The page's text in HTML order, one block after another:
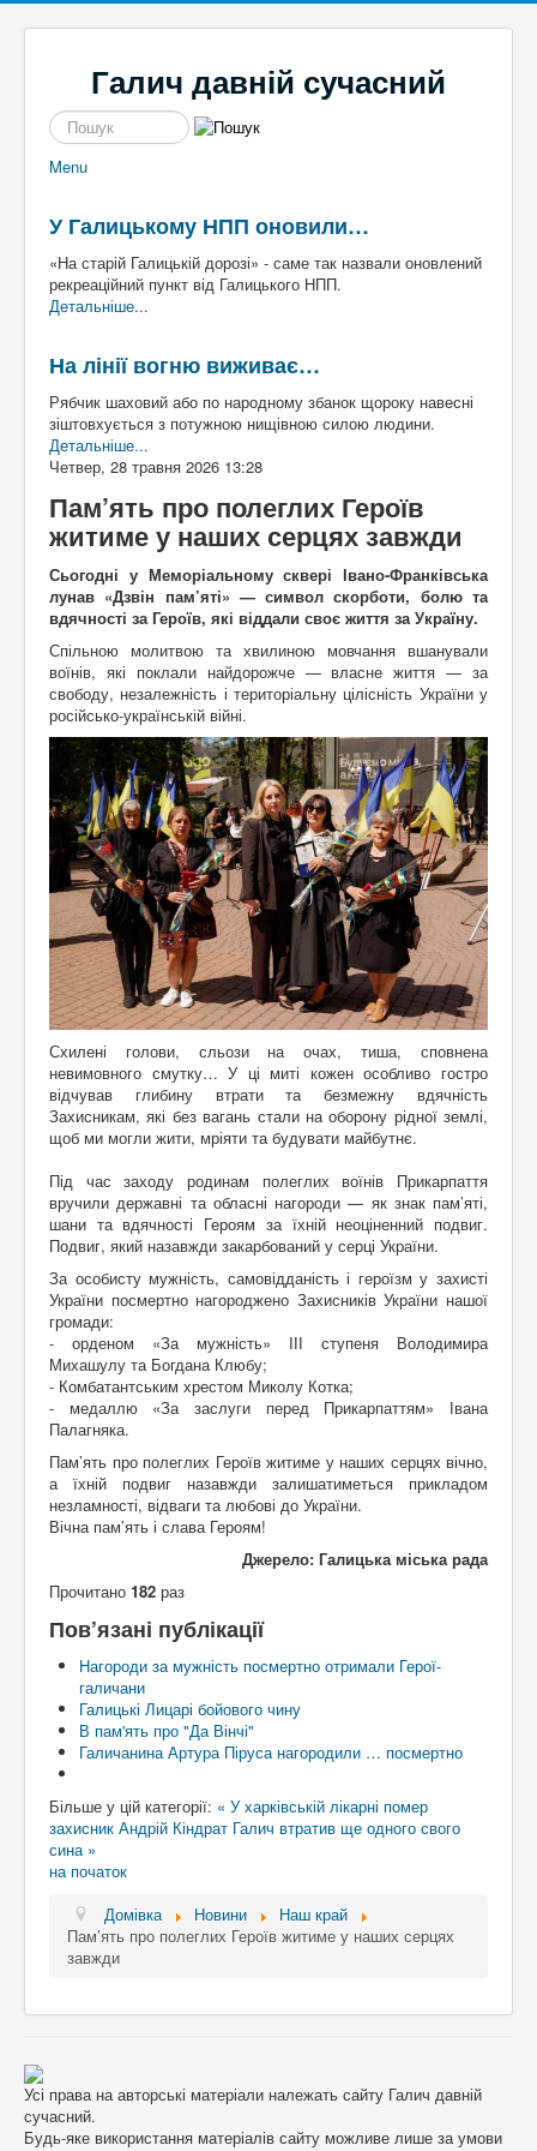
Галич давній сучасний
пошук
Menu
ЕкономікаІ сміх і сЛьози
Кримінал
Так сі не робе
Наше містоЧим жиє
СпортТо сила
Культура
ВолонтерствоЧас для інших
Надзвичайні подіїШо сі стало
Галич
ПостатіХто там
Художники
Діячі
Постаті війни
Архітектура
Відео
ПодіїКоли то було
Історична мандрівкаІсторія сіл
Туриз
ВідеоПогляд згори
Галиц
ькі
писак
и
Додати блогЛюбителям писанини
Галицькі рагуліЗнайомство з "князьками"
Наболіле Піднімаємо проблеми
Роздуми за кавоюМрії та спогади
РізнеРізнокаліберно
ПорадникЯк то ся робит
нтерс
ький
проек
ич
давні
й
сучасний"
ГаличфестФестивалимо
КонтактиГукніть
У Галицькому НПП оновили…
«На старій Галицькій дорозі» - саме так назвали оновлений
рекреаційний пункт від Галицького НПП.
Детальніше...
На лінії вогню виживає…
Рябчик шаховий або по народному збанок щороку навесні
зіштовхується з потужною нищівною силою людини.
Детальніше...
Четвер, 28 травня 2026 13:28
Пам’ять про полеглих Героїв
житиме у наших серцях завжди
Сьогодні у Меморіальному сквері Івано-Франківська
лунав «Дзвін пам’яті» — символ скорботи, болю та
вдячності за Героїв, які віддали своє життя за Україну.
Спільною молитвою та хвилиною мовчання вшанували
воїнів, які поклали найдорожче — власне життя — за
свободу, незалежність і територіальну цілісність України у
російсько-українській війні.
Схилені голови, сльози на очах, тиша, сповнена
невимовного смутку… У ці миті кожен особливо гостро
відчував глибину втрати та безмежну вдячність
Захисникам, які без вагань стали на оборону рідної землі,
щоб ми могли жити, мріяти та будувати майбутнє.
Під час заходу родинам полеглих воїнів Прикарпаття
вручили державні та обласні нагороди — як знак пам’яті,
шани та вдячності Героям за їхній неоціненний подвиг.
Подвиг, який назавжди закарбований у серці України.
За особисту мужність, самовідданість і героїзм у захисті
України посмертно нагороджено Захисників України нашої
громади:
- орденом «За мужність» ІІІ ступеня Володимира
Михашулу та Богдана Клюбу;
- Комбатантським хрестом Миколу Котка;
- медаллю «За заслуги перед Прикарпаттям» Івана
Палагняка.
Пам’ять про полеглих Героїв житиме у наших серцях вічно,
а їхній подвиг назавжди залишатиметься прикладом
незламності, відваги та любові до України.
Вічна пам’ять і слава Героям!
Джерело: Галицька міська рада
Прочитано 182 раз
Пов’язані публікації
Нагороди за мужність посмертно отримали Герої-
галичани
Галицькі Лицарі бойового чину
В пам'ять про "Да Вінчі"
Галичанина Артура Піруса нагородили … посмертно
Більше у цій категорії: « У харківській лікарні помер
захисник Андрій Кіндрат Галич втратив ще одного свого
сина »
на початок
Домівка
Новини
Наш край
Пам’ять про полеглих Героїв житиме у наших серцях
завжди
Усі права на авторські матеріали належать сайту Галич давній
сучасний.
Будь-яке використання матеріалів сайту можливе лише за умови